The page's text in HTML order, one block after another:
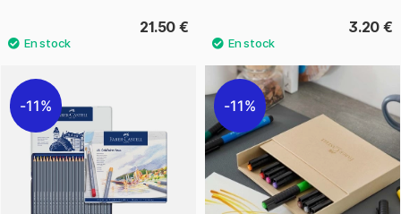
21.50 € 3.20 €
11% 11%